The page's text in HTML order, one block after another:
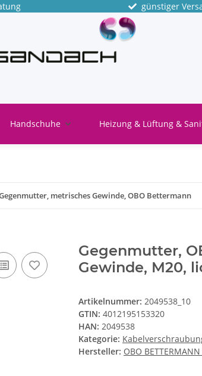
günstiger
Handschuhe Heizung & Lüftung &
metrisches Gewinde, OBO Bettermann
Gegenmutter,
Gewinde, M20,
Artikelnummer: 2049538_10
GTIN: 4012195153320
HAN: 2049538
Kategorie:
Hersteller: OBO